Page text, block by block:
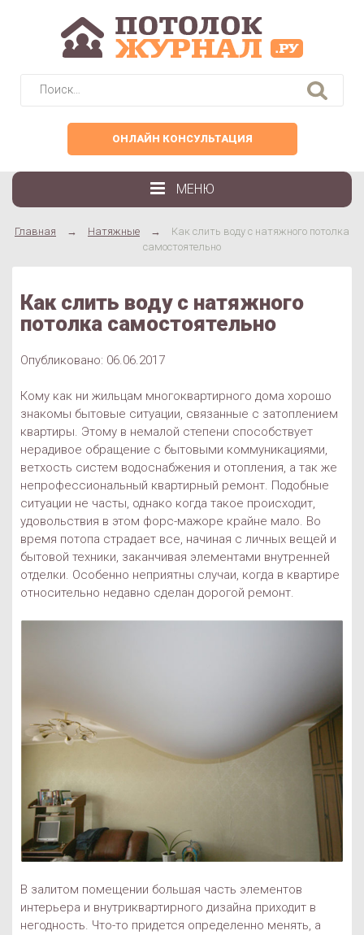
Найти:
ОНЛАЙН КОНСУЛЬТАЦИЯ
МЕНЮ
Главная → Натяжные →
Как слить воду с натяжного потолка
самостоятельно
Как слить воду с натяжного
потолка самостоятельно
Опубликовано: 06.06.2017
Кому как ни жильцам многоквартирного дома хорошо
знакомы бытовые ситуации, связанные с затоплением
квартиры. Этому в немалой степени способствует
нерадивое обращение с бытовыми коммуникациями,
ветхость систем водоснабжения и отопления, а так же
непрофессиональный квартирный ремонт. Подобные
ситуации не часты, однако когда такое происходит,
удовольствия в этом форс-мажоре крайне мало. Во
время потопа страдает все, начиная с личных вещей и
бытовой техники, заканчивая элементами внутренней
отделки. Особенно неприятны случаи, когда в квартире
относительно недавно сделан дорогой ремонт.
В залитом помещении большая часть элементов
интерьера и внутриквартирного дизайна приходит в
негодность. Что-то придется определенно менять, а